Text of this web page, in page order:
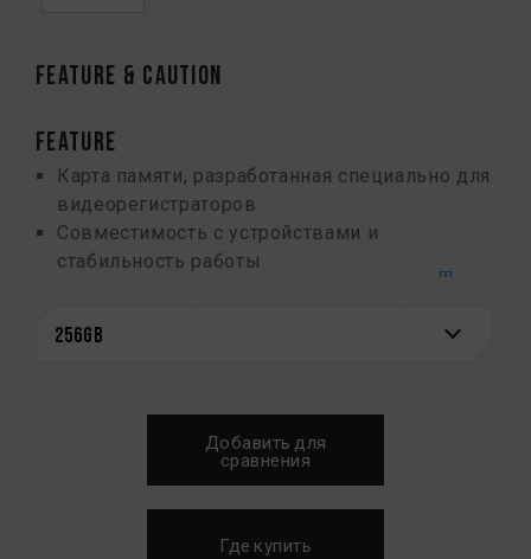
FEATURE & CAUTION
FEATURE
Карта памяти, разработанная специально для
видеорегистраторов
Совместимость с устройствами и
стабильность работы
видео в разрешении
ударостойкость, водонепроницаемость и
защита от рентгеновского излучения
5-летняя ограниченная гарантия
Добавить для
сравнения
Где купить